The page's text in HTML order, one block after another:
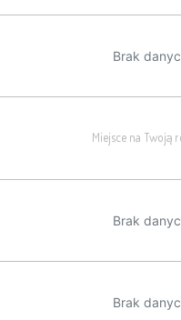
Brak
Brak
Brak